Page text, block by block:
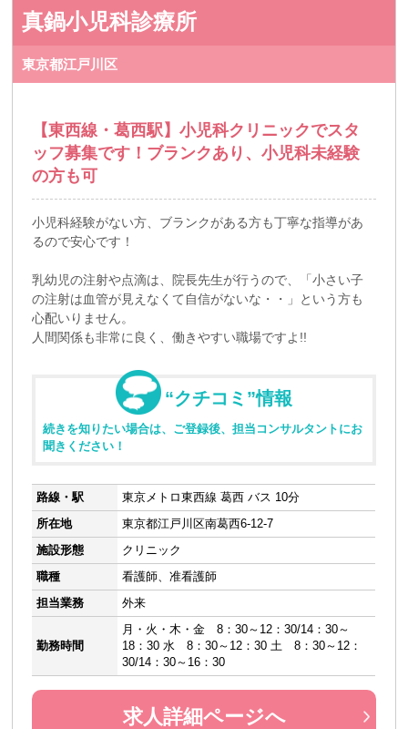
真鍋小児科診療所
東京都江戸川区
【東西線・葛西駅】小児科クリニックでスタ
ッフ募集です！ブランクあり、小児科未経験
の方も可
小児科経験がない方、ブランクがある方も丁寧な指導があ
るので安心です！
乳幼児の注射や点滴は、院長先生が行うので、「小さい子
の注射は血管が見えなくて自信がないな・・」という方も
心配いりません。
人間関係も非常に良く、働きやすい職場ですよ!!
“クチコミ”情報
続きを知りたい場合は、ご登録後、担当コンサルタントにお
聞きください！
路線・駅
東京メトロ東西線 葛西 バス 10分
所在地
東京都江戸川区南葛西6-12-7
施設形態
クリニック
職種
看護師、准看護師
担当業務
外来
勤務時間
月・火・木・金 8：30～12：30/14：30～
18：30 水 8：30～12：30 土 8：30～12：
30/14：30～16：30
求人詳細ページへ